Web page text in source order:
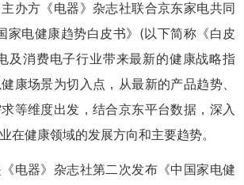
方《电器》杂志社联合京东家电共同
家电健康趋势白皮书》(以下简称《白皮
及消费电子行业带来最新的健康战略指
康场景为切入点，从最新的产品趋势、
等维度出发，结合京东平台数据，深入
在健康领域的发展方向和主要趋势。
器》杂志社第二次发布《中国家电健